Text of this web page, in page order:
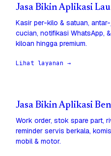
Jasa Bikin Aplikasi
Kasir per-kilo & satuan,
cucian, notifikasi WhatsApp,
kiloan hingga premium.
Lihat layanan →
Jasa Bikin Aplikasi
Work order, stok spare part,
reminder servis berkala,
mobil & motor.